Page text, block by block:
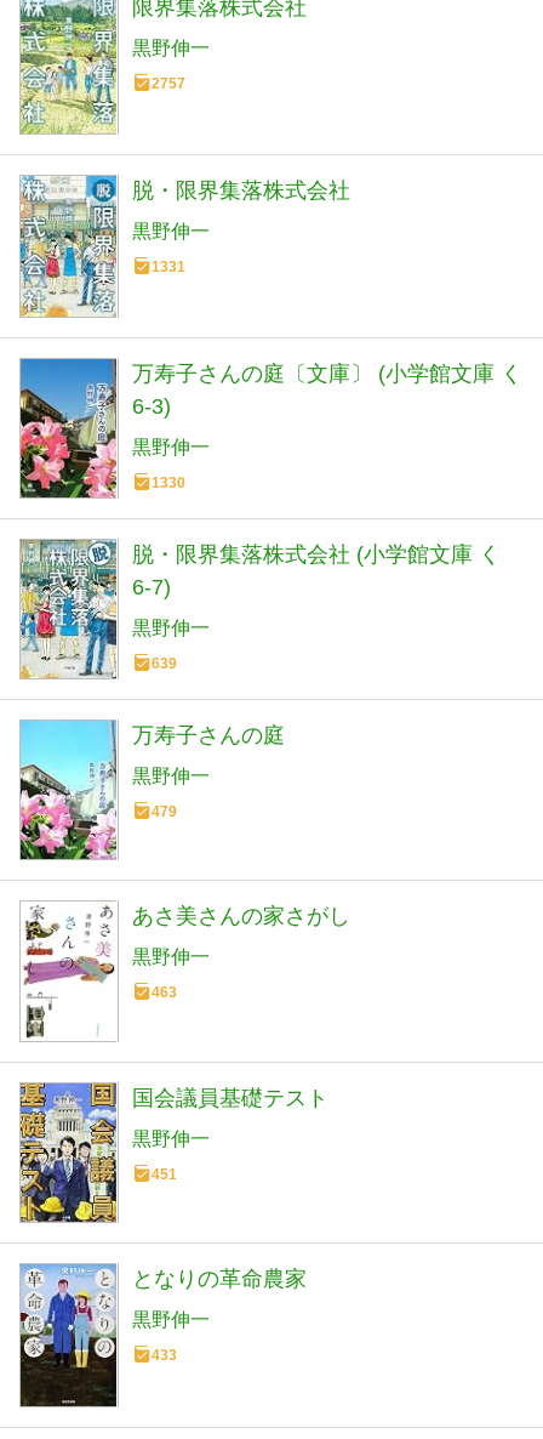
限界集落株式会社
黒野伸一
2757
脱・限界集落株式会社
黒野伸一
1331
万寿子さんの庭〔文庫〕 (小学館文庫 く
6-3)
黒野伸一
1330
脱・限界集落株式会社 (小学館文庫 く
6-7)
黒野伸一
639
万寿子さんの庭
黒野伸一
479
あさ美さんの家さがし
黒野伸一
463
国会議員基礎テスト
黒野伸一
451
となりの革命農家
黒野伸一
433